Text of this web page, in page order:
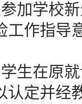
加学校
工作指导
生在原
认定并经